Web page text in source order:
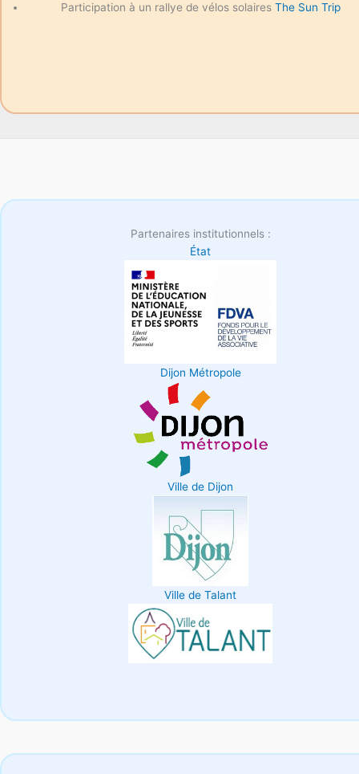
Participation à un rallye de vélos solaires The Sun Trip
Partenaires institutionnels :
État
Dijon Métropole
Ville de Dijon
Ville de Talant